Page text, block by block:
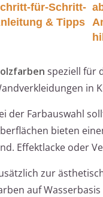
für-Schritt-
& Tipps
speziell für
in
der Farbauswahl
bieten
Effektlacke oder
zur
auf